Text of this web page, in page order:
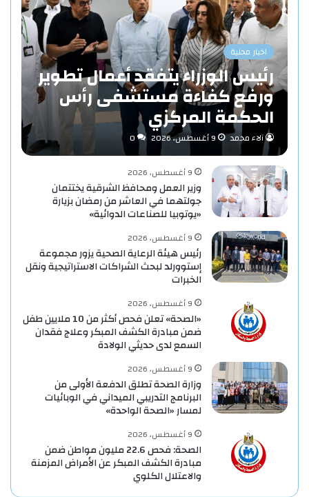
اخبار محلية
رئيس الوزراء يتفقد أعمال تطوير
ورفع كفاءة مستشفى رأس
الحكمة المركزي
آلاء محمد 9 أغسطس، 2026 0
9 أغسطس، 2026
وزير العمل ومحافظ الشرقية يختتمان
جولتهما في العاشر من رمضان بزيارة
«يوتوبيا للصناعات الدوائية»
9 أغسطس، 2026
رئيس هيئة الرعاية الصحية يزور مجموعة
إستوورلد لبحث الشراكات الاستراتيجية ونقل
الخبرات
9 أغسطس، 2026
«الصحة» تعلن فحص أكثر من 10 ملايين طفل
ضمن مبادرة الكشف المبكر وعلاج فقدان
السمع لدى حديثي الولادة
9 أغسطس، 2026
وزارة الصحة تطلق الدفعة الأولى من
البرنامج التدريبي الميداني في الوبائيات
لمسار «الصحة الواحدة»
9 أغسطس، 2026
الصحة: فحص 22.6 مليون مواطن ضمن
مبادرة الكشف المبكر عن الأمراض المزمنة
والاعتلال الكلوي